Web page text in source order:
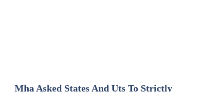
Mha Asked States And Uts To Strictly